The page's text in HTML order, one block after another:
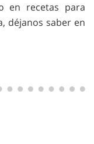
en recetas para
déjanos saber en